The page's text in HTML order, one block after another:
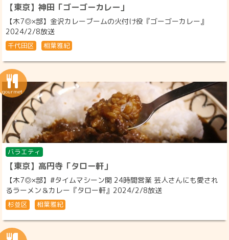
【東京】神田「ゴーゴーカレー」
【木7◎×部】金沢カレーブームの火付け役『ゴーゴーカレー』
2024/2/8放送
千代田区 相葉雅紀
バラエティ
【東京】高円寺「タロー軒」
【木7◎×部】#タイムマシーン関 24時間営業 芸人さんにも愛され
るラーメン＆カレー『タロー軒』2024/2/8放送
杉並区 相葉雅紀